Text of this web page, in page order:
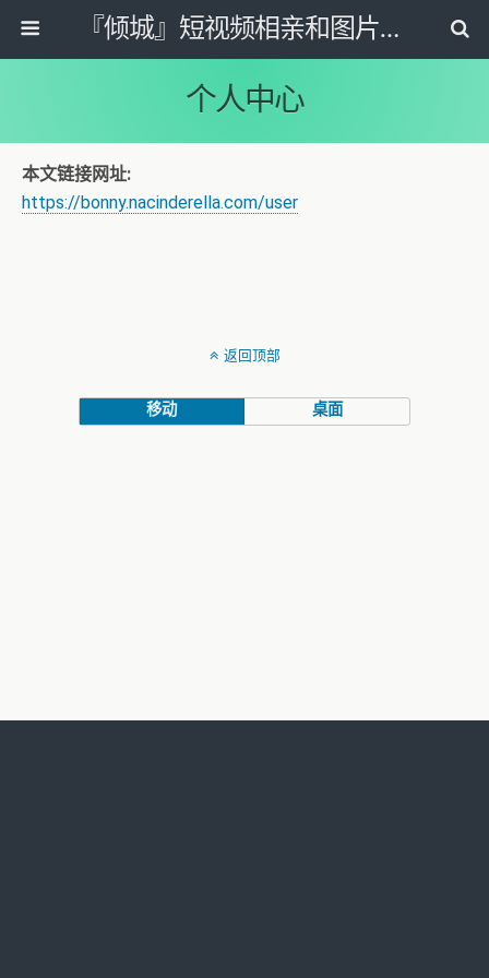
『倾城』短视频相亲和图片资料墙 收集优质单身女性短视频和照片资料！
个人中心
本文链接网址:
https://bonny.nacinderella.com/user
返回顶部
移动 桌面